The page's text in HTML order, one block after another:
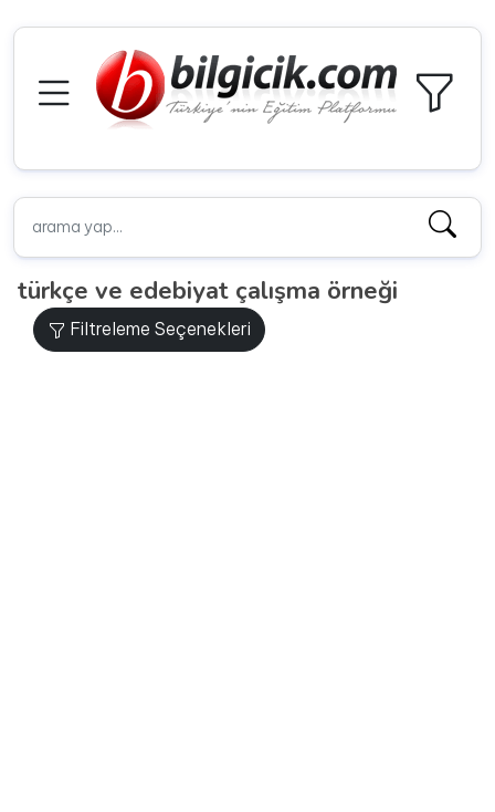
türkçe ve edebiyat çalışma örneği
Filtreleme Seçenekleri